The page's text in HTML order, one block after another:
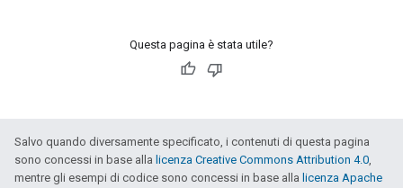
Questa pagina è stata utile?
Salvo quando diversamente specificato, i contenuti di questa pagina
sono concessi in base alla licenza Creative Commons Attribution 4.0,
mentre gli esempi di codice sono concessi in base alla licenza Apache